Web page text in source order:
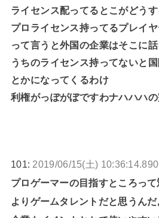
ライセンス配ってるとこがどう
プロライセンス持ってるプレイ
って言うと外国の企業はそこに話
うちのライセンス持ってないと
とかになってくるわけ
利権がっぽがぼですわナハハハ
101: 2019/06/15(土) 10:36:14.890
プロゲーマーの目指すところっ
よりゲームタレントだと思うんだ